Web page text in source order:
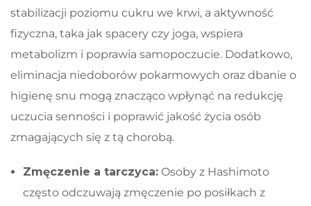
stabilizacji poziomu cukru we krwi, a aktywność
fizyczna, taka jak spacery czy joga, wspiera
metabolizm i poprawia samopoczucie. Dodatkowo,
eliminacja niedoborów pokarmowych oraz dbanie o
higienę snu mogą znacząco wpłynąć na redukcję
uczucia senności i poprawić jakość życia osób
zmagających się z tą chorobą.
Zmęczenie a tarczyca: Osoby z Hashimoto
często odczuwają zmęczenie po posiłkach z